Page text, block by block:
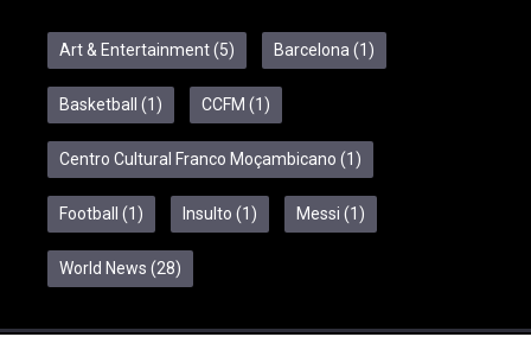
Art & Entertainment(5) Barcelona (1)
Basketball (1) CCFM (1)
Centro Cultural Franco Moçambicano (1)
Football (1) Insulto (1) Messi (1)
World News (28)